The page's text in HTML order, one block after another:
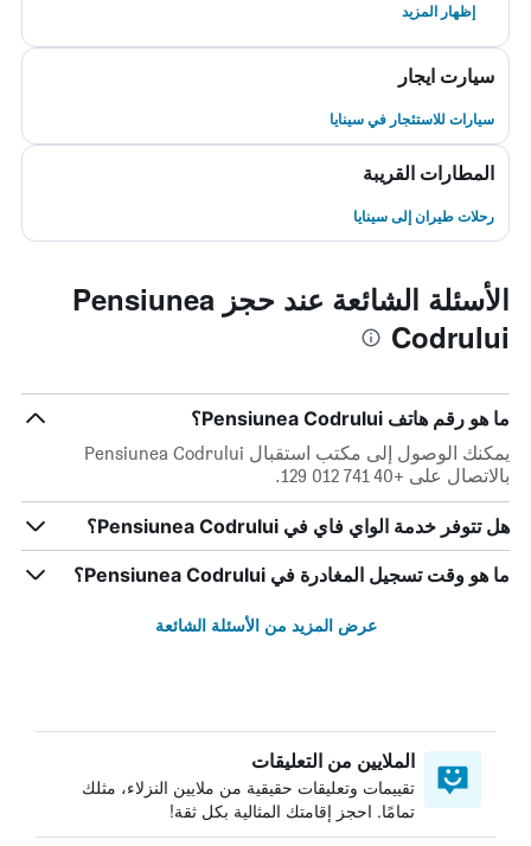
إظهار المزيد
سيارت ايجار
سيارات للاستئجار في سينايا
المطارات القريبة
رحلات طيران إلى سينايا
الأسئلة الشائعة عند حجز Pensiunea
Codrului
ما هو رقم هاتف Pensiunea Codrului؟
يمكنك الوصول إلى مكتب استقبال Pensiunea Codrului
بالاتصال على +40 741 012 129.
هل تتوفر خدمة الواي فاي في Pensiunea Codrului؟
ما هو وقت تسجيل المغادرة في Pensiunea Codrului؟
عرض المزيد من الأسئلة الشائعة
الملايين من التعليقات
تقييمات وتعليقات حقيقية من ملايين النزلاء، مثلك
تمامًا. احجز إقامتك المثالية بكل ثقة!